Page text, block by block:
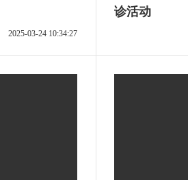
2025-03-24 10:34:27
诊活动